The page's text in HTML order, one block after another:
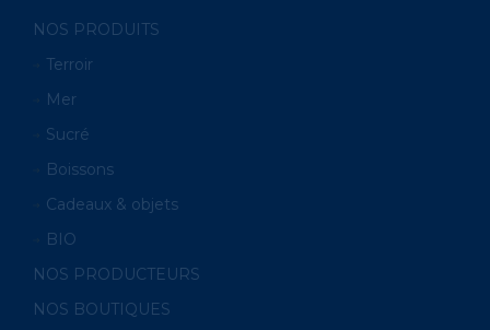
NOS PRODUITS
Terroir
Mer
Sucré
Boissons
Cadeaux & objets
BIO
NOS PRODUCTEURS
NOS BOUTIQUES